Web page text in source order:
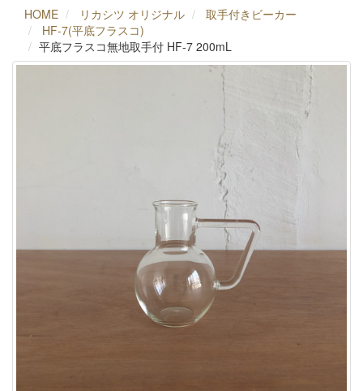
HOME
リカシツ オリジナル
取手付きビーカー
HF-7(平底フラスコ)
平底フラスコ無地取手付 HF-7 200mL